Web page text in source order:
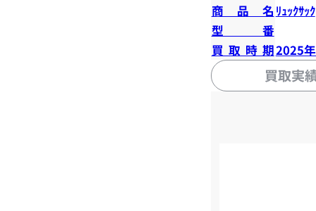
商品名 ﾘｭｯｸｻｯｸ
型番
買取時期2025
買取実